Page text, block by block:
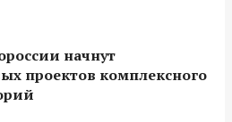
начнут
проектов комплексного